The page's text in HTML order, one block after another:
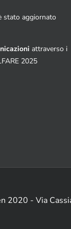
stato aggiornato
attraverso i
2025
2020 - Via